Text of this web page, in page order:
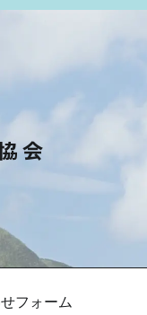
会
フォーム